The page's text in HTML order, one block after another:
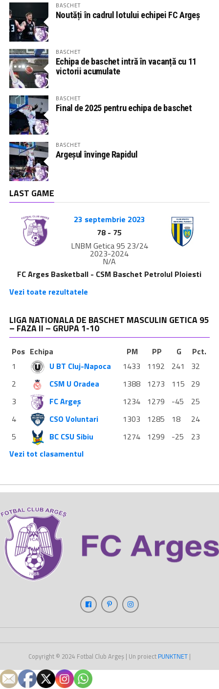
BASCHET
Noutăți în cadrul lotului echipei FC Argeș
BASCHET
Echipa de baschet intră în vacanță cu 11
victorii acumulate
BASCHET
Final de 2025 pentru echipa de baschet
BASCHET
Argeșul învinge Rapidul
LAST GAME
23 septembrie 2023
78 - 75
LNBM Getica 95 23/24
2023-2024
N/A
FC Arges Basketball - CSM Baschet Petrolul Ploiesti
Vezi toate rezultatele
LIGA NATIONALA DE BASCHET MASCULIN GETICA 95
– FAZA II – GRUPA 1-10
Pos Echipa PM PP G
Pct.
1
U BT Cluj-Napoca 1433 1192 241
32
2
CSM U Oradea 1388 1273 115
29
3
FC Argeș 1234 1279 -45
25
4
CSO Voluntari 1303 1285 18
24
5
BC CSU Sibiu 1274 1299 -25
23
Vezi tot clasamentul
Copyright © 2024 Fotbal Club Argeș | Un proiect PUNKTNET |